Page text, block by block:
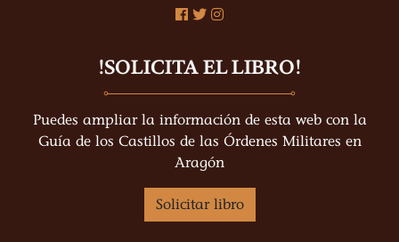
!SOLICITA EL LIBRO!
Puedes ampliar la información de esta web con la
Guía de los Castillos de las Órdenes Militares en
Aragón
Solicitar libro